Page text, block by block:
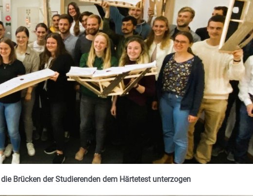
Brücken der Studierenden dem Härtetest unterzogen